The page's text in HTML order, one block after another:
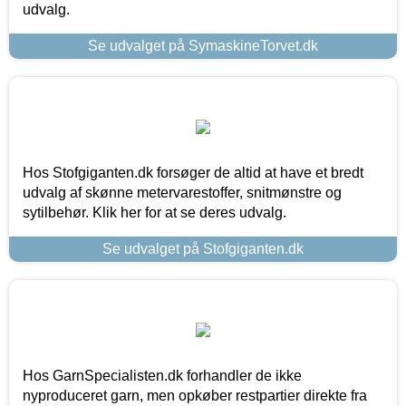
udvalg.
Se udvalget på SymaskineTorvet.dk
Hos Stofgiganten.dk forsøger de altid at have et bredt
udvalg af skønne metervarestoffer, snitmønstre og
sytilbehør. Klik her for at se deres udvalg.
Se udvalget på Stofgiganten.dk
Hos GarnSpecialisten.dk forhandler de ikke
nyproduceret garn, men opkøber restpartier direkte fra